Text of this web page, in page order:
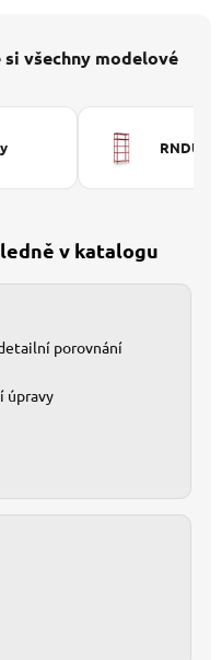
všechny modelové
RNDU-
v katalogu
porovnání
úpravy